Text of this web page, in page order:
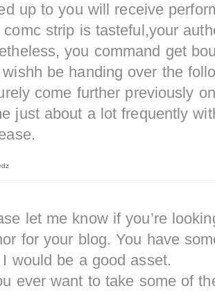
up to you will receive
comc strip is tasteful,your
you command get
be handing over the
come further previously
just about a lot frequently
let me know if you’re
for your blog. You have
would be a good asset.
ever want to take some of